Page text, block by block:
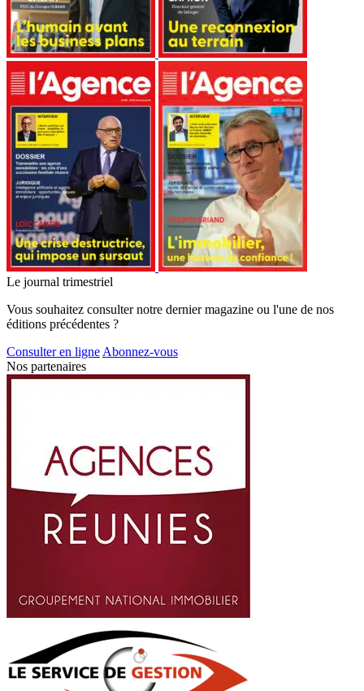
Le journal trimestriel
Vous souhaitez consulter notre dernier magazine ou l'une de nos
éditions précédentes ?
Consulter en ligne Abonnez-vous
Nos partenaires